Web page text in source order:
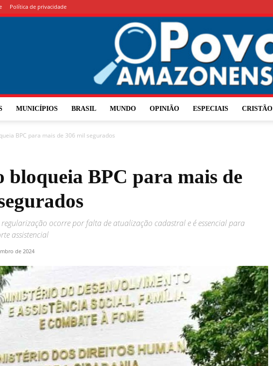
Política de privacidade
MUNICÍPIOS BRASIL MUNDO OPINIÃO ESPECIAIS CRISTÃO
BPC para mais de 306 mil segurados
bloqueia BPC para mais de
regularização ocorre por falta de atualização cadastral e é essencial para
assistencial
de 2024